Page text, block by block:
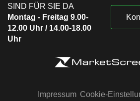
SIND FÜR SIE DA
Montag - Freitag 9.00-
12.00 Uhr / 14.00-18.00
Uhr
Impressum Cookie-